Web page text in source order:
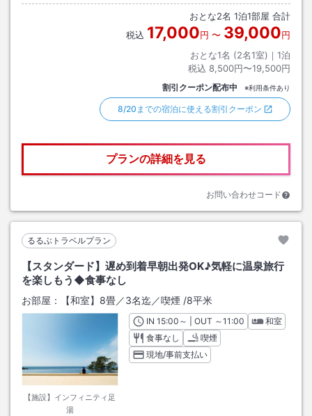
おとな2名 1泊1部屋 合計
税込 17,000円 〜 39,000円
おとな1名 (2名1室)｜ 1泊
税込 8,500円〜19,500円
割引クーポン配布中 ※利用条件あり
8/20までの宿泊に使える割引クーポン
プランの詳細を見る
お問い合わせコード
るるぶトラベルプラン
【スタンダード】遅め到着早朝出発OK♪気軽に温泉旅行
を楽しもう◆食事なし
お部屋： 【和室】8畳／3名迄／喫煙 /8平米
【施設】インフィニティ足
湯
INチェックイン
15:00 ～ | OUT チェックアウト
～11:00
和室
食事なし
喫煙
現地/事前支払い